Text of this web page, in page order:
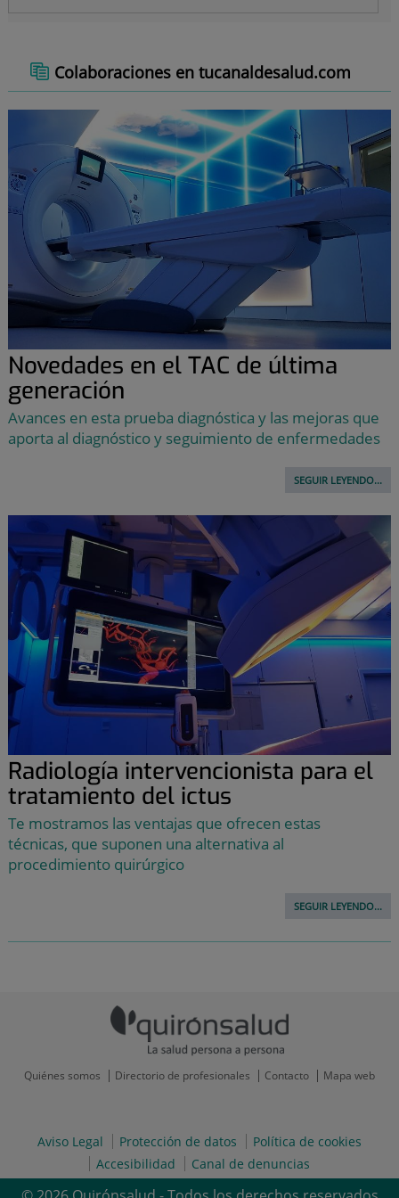
Colaboraciones en tucanaldesalud.com
Novedades en el TAC de última
generación
Avances en esta prueba diagnóstica y las mejoras que
aporta al diagnóstico y seguimiento de enfermedades
SEGUIR LEYENDO...
Radiología intervencionista para el
tratamiento del ictus
Te mostramos las ventajas que ofrecen estas
técnicas, que suponen una alternativa al
procedimiento quirúrgico
SEGUIR LEYENDO...
Quiénes somos Directorio de profesionales Contacto Mapa web
Aviso Legal Protección de datos
Política de cookies
Accesibilidad
Canal de denuncias